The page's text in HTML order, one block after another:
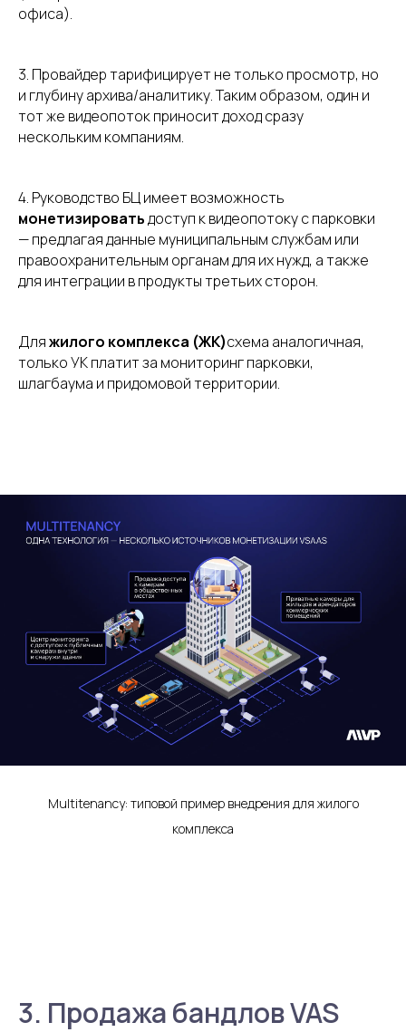
офиса).
3. Провайдер тарифицирует не только просмотр, но
и глубину архива/аналитику. Таким образом, один и
тот же видеопоток приносит доход сразу
нескольким компаниям.
4. Руководство БЦ имеет возможность
монетизироватьдоступ к видеопотоку с парковки
— предлагая данные муниципальным службам или
правоохранительным органам для их нужд, а также
для интеграции в продукты третьих сторон.
Дляжилого комплекса (ЖК)схема аналогичная,
только УК платит за мониторинг парковки,
шлагбаума и придомовой территории.
Multitenancy: типовой пример внедрения для жилого
комплекса
3. Продажа бандлов VAS